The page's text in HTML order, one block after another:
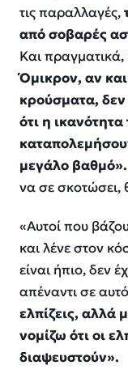
τις παραλλαγές,
από σοβαρές
Και πραγματικά,
Όμικρον, αν
κρούσματα, δεν
ότι η
μεγάλο βαθμό».
να σε σκοτώσει,
«Αυτοί που
και λένε στον
είναι ήπιο, δεν
απέναντι σε
ελπίζεις, αλλά
νομίζω ότι οι
διαψευστούν».